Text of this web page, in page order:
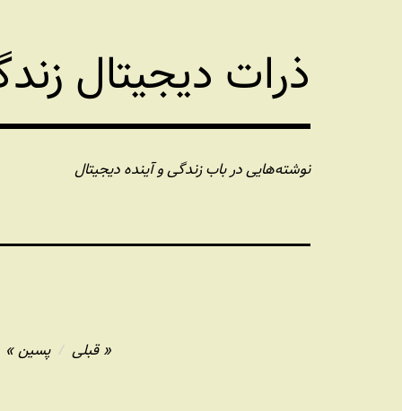
ذرات دیجیتال
نوشته‌هایی در باب زندگی و آینده دیجیتال
قبلی پسین